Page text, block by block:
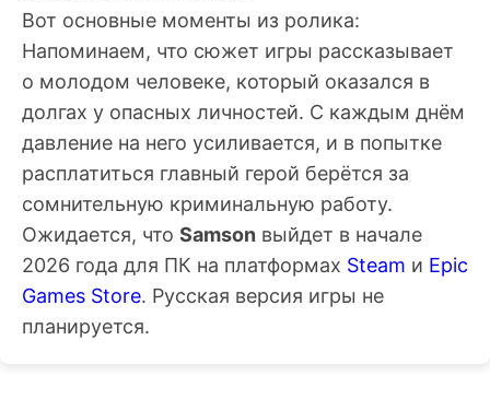
Вот основные моменты из ролика:
Напоминаем, что сюжет игры рассказывает
о молодом человеке, который оказалcя в
долгах у опасных личностей. С каждым днём
давление на него усиливается, и в попытке
расплатиться главный герой берётся за
сомнительную криминальную работу.
Ожидается, что Samson выйдет в начале
2026 года для ПК на платформах Steam и Epic
Games Store. Русская версия игры не
планируется.